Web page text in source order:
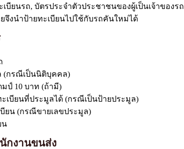
บียนรถ, บัตรประจำตัวประชาชนของผู้เป็นเจ้าของรถ
จึงนำป้ายทะเบียนไปใช้กับรถคันใหม่ได้
(กรณีเป็นนิติบุคคล)
ป์ 10 บาท (ถ้ามี)
เบียนที่ประมูลได้ (กรณีเป็นป้ายประมูล)
ยน (กรณีขายเลขประมูล)
น
กงานขนส่ง